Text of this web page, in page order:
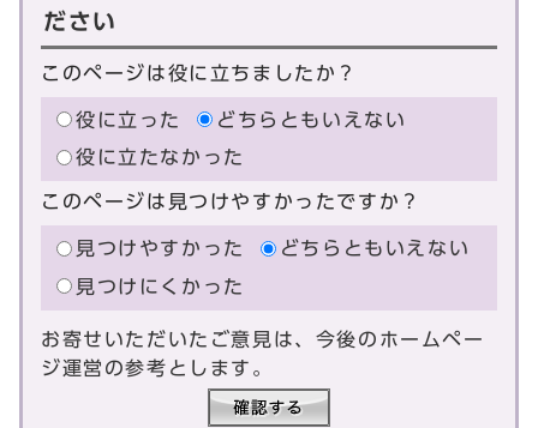
ださい
このページは役に立ちましたか？
役に立った
どちらともいえない
役に立たなかった
このページは見つけやすかったですか？
見つけやすかった
どちらともいえない
見つけにくかった
お寄せいただいたご意見は、今後のホームペー
ジ運営の参考とします。